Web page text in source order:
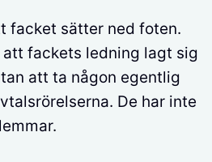
facket sätter ned foten.
fackets ledning lagt sig
att ta någon egentlig
De har inte